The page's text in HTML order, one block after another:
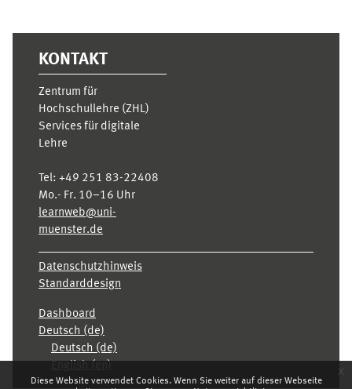
Diese Website verwendet Cookies. Wenn Sie weiter auf dieser Webseite
x
KONTAKT
Zentrum für
Hochschullehre (ZHL)
Services für digitale
Lehre
Tel: +49 251 83-22408
Mo.- Fr. 10–16 Uhr
learnweb@uni-
muenster.de
Datenschutzhinweis
Standarddesign
Dashboard
Deutsch ‎(de)‎
Deutsch ‎(de)‎